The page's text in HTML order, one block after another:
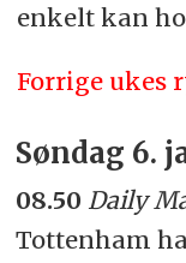
enkelt kan
Forrige ukes
Søndag 6.
08.50 Daily
Tottenham